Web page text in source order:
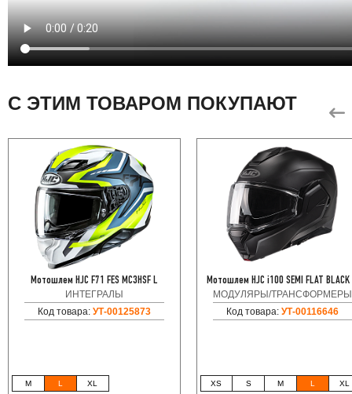
С ЭТИМ ТОВАРОМ ПОКУПАЮТ
Мотошлем HJC F71 FES MC3HSF L
ИНТЕГРАЛЫ
Код товара: УТ-00125873
M L XL
Мотошлем HJC i100 SEMI FLAT
МОДУЛЯРЫ/ТРАНСФОРМЕРЫ
Код товара: УТ-00116646
XS S M L XL